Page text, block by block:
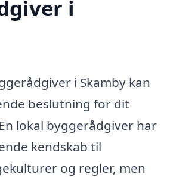
i
i Skamby kan
beslutning for dit
lokal byggerådgiver har
kendskab til
og regler, men